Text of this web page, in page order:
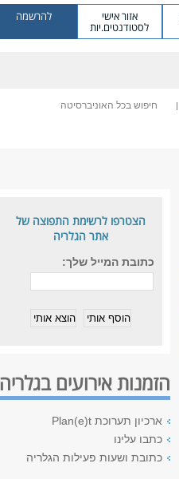
אזור אישי
לסטודנטים.יות
להרשמה
חיפוש בכל האוניברסיטה
הצטרפו לרשימת התפוצה של
אתר הגלריה
כתובת המייל שלך:
הזמנות אירועים בגלריה
ארכיון תערוכת Plan(e)t
כתבו עלינו
כתובת ושעות פעילות הגלריה